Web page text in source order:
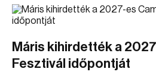
Máris kihirdették a
Fesztivál időpontját